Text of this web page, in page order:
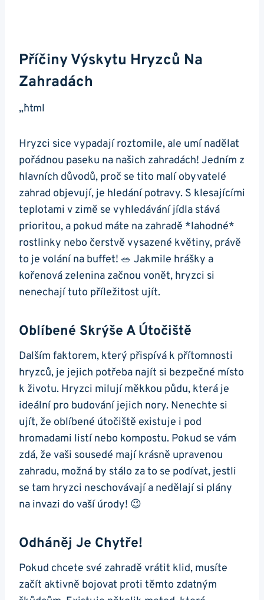
Příčiny Výskytu Hryzců Na
Zahradách
„`html
Hryzci sice vypadají roztomile, ale umí nadělat
pořádnou paseku na našich zahradách! Jedním z
hlavních důvodů, proč se tito malí obyvatelé
zahrad objevují, je hledání potravy. S klesajícími
teplotami v zimě se vyhledávání jídla stává
prioritou, a pokud máte na zahradě *lahodné*
rostlinky nebo čerstvě vysazené květiny, právě
to je volání na buffet! 🥗 Jakmile hrášky a
kořenová zelenina začnou vonět, hryzci si
nenechají tuto příležitost ujít.
Oblíbené Skrýše A Útočiště
Dalším faktorem, který přispívá k přítomnosti
hryzců, je jejich potřeba najít si bezpečné místo
k životu. Hryzci milují měkkou půdu, která je
ideální pro budování jejich nory. Nenechte si
ujít, že oblíbené útočiště existuje i pod
hromadami listí nebo kompostu. Pokud se vám
zdá, že vaši sousedé mají krásně upravenou
zahradu, možná by stálo za to se podívat, jestli
se tam hryzci neschovávají a nedělají si plány
na invazi do vaší úrody! 😉
Odháněj Je Chytře!
Pokud chcete své zahradě vrátit klid, musíte
začít aktivně bojovat proti těmto zdatným